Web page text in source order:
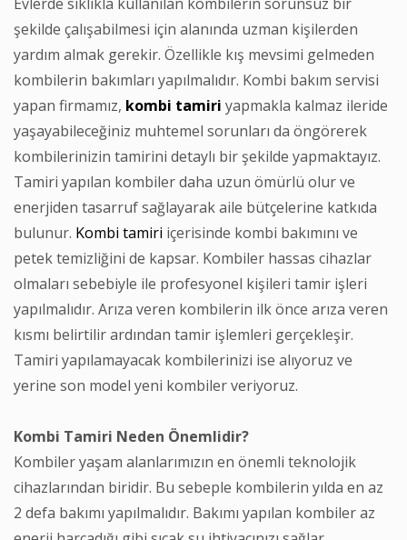
şekilde çalışabilmesi için alanında uzman kişilerden
yardım almak gerekir. Özellikle kış mevsimi gelmeden
kombilerin bakımları yapılmalıdır. Kombi bakım servisi
yapan firmamız, kombi tamiri yapmakla kalmaz ileride
yaşayabileceğiniz muhtemel sorunları da öngörerek
kombilerinizin tamirini detaylı bir şekilde yapmaktayız.
Tamiri yapılan kombiler daha uzun ömürlü olur ve
enerjiden tasarruf sağlayarak aile bütçelerine katkıda
bulunur. Kombi tamiri içerisinde kombi bakımını ve
petek temizliğini de kapsar. Kombiler hassas cihazlar
olmaları sebebiyle ile profesyonel kişileri tamir işleri
yapılmalıdır. Arıza veren kombilerin ilk önce arıza veren
kısmı belirtilir ardından tamir işlemleri gerçekleşir.
Tamiri yapılamayacak kombilerinizi ise alıyoruz ve
yerine son model yeni kombiler veriyoruz.
Kombi Tamiri Neden Önemlidir?
Kombiler yaşam alanlarımızın en önemli teknolojik
cihazlarından biridir. Bu sebeple kombilerin yılda en az
2 defa bakımı yapılmalıdır. Bakımı yapılan kombiler az